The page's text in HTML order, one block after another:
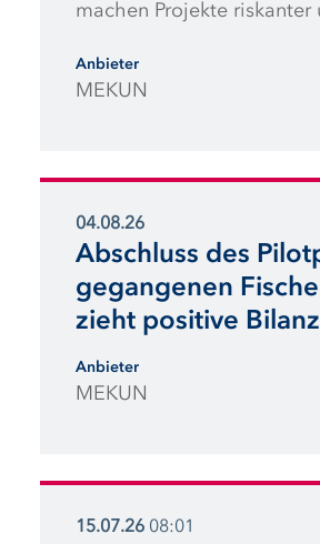
machen Projekte riskanter
Anbieter
MEKUN
04.08.26
Abschluss des
gegangenen
zieht positive Bilanz
Anbieter
MEKUN
15.07.26 08:01